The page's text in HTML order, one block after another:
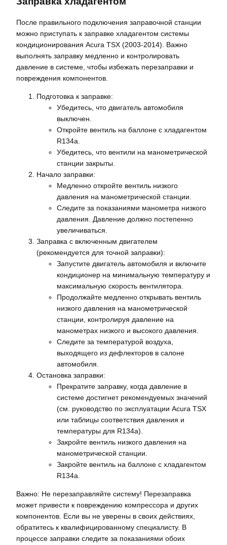
После правильного подключения заправочной станции
можно приступать к заправке хладагентом системы
кондиционирования Acura TSX (2003-2014). Важно
выполнять заправку медленно и контролировать
давление в системе, чтобы избежать перезаправки и
повреждения компонентов.
Подготовка к заправке:
Убедитесь, что двигатель автомобиля
выключен.
Откройте вентиль на баллоне с хладагентом
R134a.
Убедитесь, что вентили на манометрической
станции закрыты.
Начало заправки:
Медленно откройте вентиль низкого
давления на манометрической станции.
Следите за показаниями манометра низкого
давления. Давление должно постепенно
увеличиваться.
Заправка с включенным двигателем
(рекомендуется для точной заправки):
Запустите двигатель автомобиля и включите
кондиционер на минимальную температуру и
максимальную скорость вентилятора.
Продолжайте медленно открывать вентиль
низкого давления на манометрической
станции, контролируя давление на
манометрах низкого и высокого давления.
Следите за температурой воздуха,
выходящего из дефлекторов в салоне
автомобиля.
Остановка заправки:
Прекратите заправку, когда давление в
системе достигнет рекомендуемых значений
(см. руководство по эксплуатации Acura TSX
или таблицы соответствия давления и
температуры для R134a).
Закройте вентиль низкого давления на
манометрической станции.
Закройте вентиль на баллоне с хладагентом
R134a.
Важно: Не перезаправляйте систему! Перезаправка
может привести к повреждению компрессора и других
компонентов. Если вы не уверены в своих действиях,
обратитесь к квалифицированному специалисту. В
процессе заправки следите за показаниями обоих